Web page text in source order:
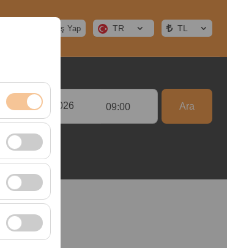
için
Giriş Yap TR TL
Tarih & Saat
09:00 Ara